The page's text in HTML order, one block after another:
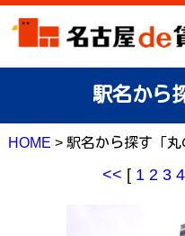
駅名から
HOME > 駅名から探す「丸
<< [ 1 2 3 4
HOME
駅名から探す